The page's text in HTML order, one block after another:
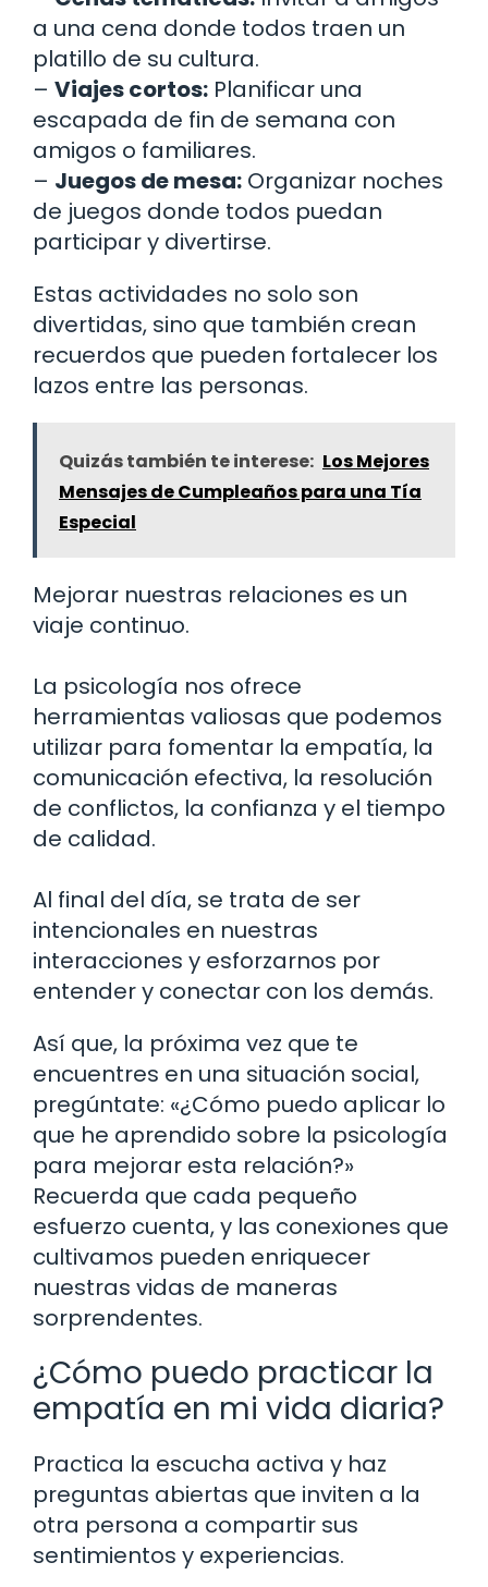
a una cena donde todos traen un
platillo de su cultura.
– Viajes cortos: Planificar una
escapada de fin de semana con
amigos o familiares.
– Juegos de mesa: Organizar noches
de juegos donde todos puedan
participar y divertirse.
Estas actividades no solo son
divertidas, sino que también crean
recuerdos que pueden fortalecer los
lazos entre las personas.
Quizás también te interese: Los Mejores
Mensajes de Cumpleaños para una Tía
Especial
Mejorar nuestras relaciones es un
viaje continuo.
La psicología nos ofrece
herramientas valiosas que podemos
utilizar para fomentar la empatía, la
comunicación efectiva, la resolución
de conflictos, la confianza y el tiempo
de calidad.
Al final del día, se trata de ser
intencionales en nuestras
interacciones y esforzarnos por
entender y conectar con los demás.
Así que, la próxima vez que te
encuentres en una situación social,
pregúntate: «¿Cómo puedo aplicar lo
que he aprendido sobre la psicología
para mejorar esta relación?»
Recuerda que cada pequeño
esfuerzo cuenta, y las conexiones que
cultivamos pueden enriquecer
nuestras vidas de maneras
sorprendentes.
¿Cómo puedo practicar la
empatía en mi vida diaria?
Practica la escucha activa y haz
preguntas abiertas que inviten a la
otra persona a compartir sus
sentimientos y experiencias.